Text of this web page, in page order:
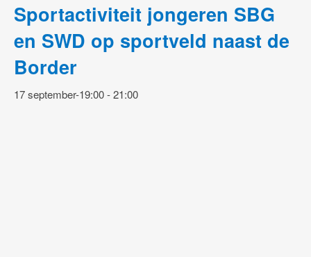
Sportactiviteit jongeren SBG
en SWD op sportveld naast de
Border
17 september-19:00-21:00